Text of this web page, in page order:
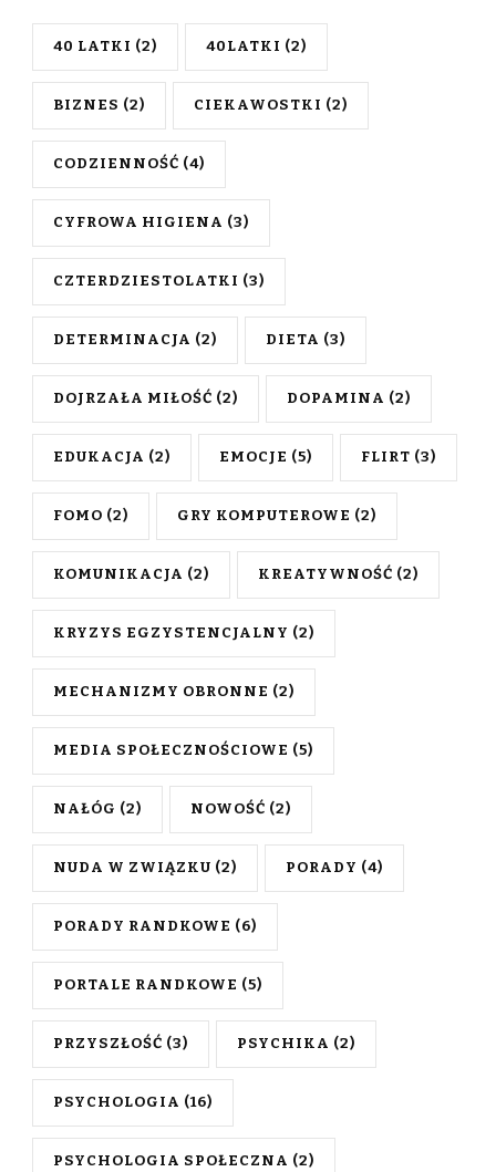
40 LATKI (2) 40LATKI (2)
BIZNES (2) CIEKAWOSTKI (2)
CODZIENNOŚĆ (4)
CYFROWA HIGIENA (3)
CZTERDZIESTOLATKI (3)
DETERMINACJA (2) DIETA (3)
DOJRZAŁA MIŁOŚĆ (2) DOPAMINA (2)
EDUKACJA (2) EMOCJE (5) FLIRT (3)
FOMO (2) GRY KOMPUTEROWE (2)
KOMUNIKACJA (2) KREATYWNOŚĆ (2)
KRYZYS EGZYSTENCJALNY (2)
MECHANIZMY OBRONNE (2)
MEDIA SPOŁECZNOŚCIOWE (5)
NAŁÓG (2) NOWOŚĆ (2)
NUDA W ZWIĄZKU (2) PORADY (4)
PORADY RANDKOWE (6)
PORTALE RANDKOWE (5)
PRZYSZŁOŚĆ (3) PSYCHIKA (2)
PSYCHOLOGIA (16)
PSYCHOLOGIA SPOŁECZNA (2)